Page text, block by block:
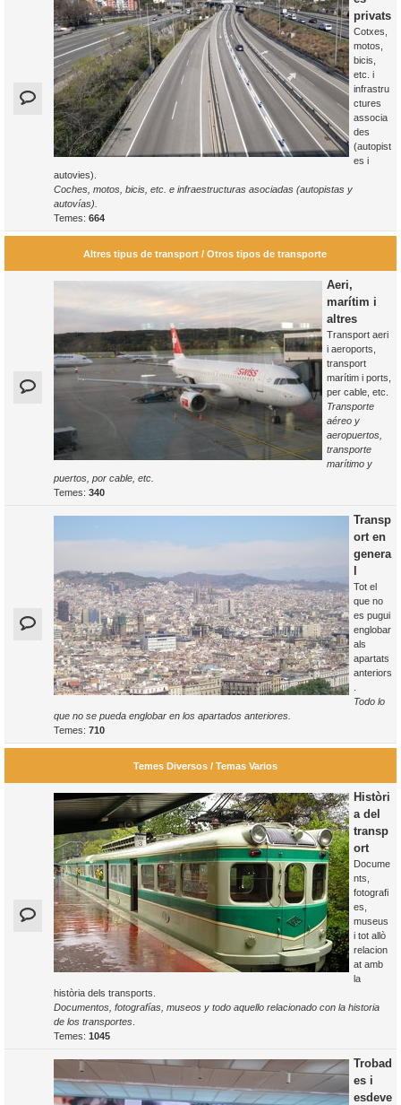
privats
Cotxes,
motos,
bicis,
etc. i
infrastru
ctures
associa
des
(autopist
es i
autovies).
Coches, motos, bicis, etc. e infraestructuras asociadas (autopistas y
autovías).
Temes: 664
Altres tipus de transport / Otros tipos de transporte
Aeri,
marítim i
altres
Transport aeri
i aeroports,
transport
marítim i ports,
per cable, etc.
Transporte
aéreo y
aeropuertos,
transporte
marítimo y
puertos, por cable, etc.
Temes: 340
Transp
ort en
genera
l
Tot el
que no
es pugui
englobar
als
apartats
anteriors
Todo lo
que no se pueda englobar en los apartados anteriores.
Temes: 710
Temes Diversos / Temas Varios
Històri
a del
transp
ort
Docume
nts,
fotografi
es,
museus
i tot allò
relacion
at amb
la
història dels transports.
Documentos, fotografías, museos y todo aquello relacionado con la historia
de los transportes
Temes: 1045
Trobad
es i
esdeve